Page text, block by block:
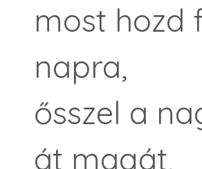
most hozd
napra,
ősszel a
át magát,